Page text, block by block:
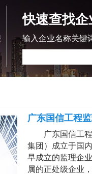
快速查找企
输入企业名称关键
广东国信工程
广东国信工
集团）成立于国
早成立的监理企
属的正处级企业